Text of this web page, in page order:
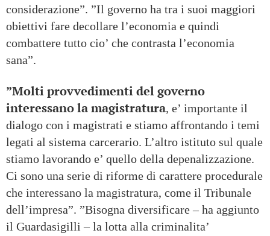
considerazione”. ”Il governo ha tra i suoi maggiori
obiettivi fare decollare l’economia e quindi
combattere tutto cio’ che contrasta l’economia
sana”.
”Molti provvedimenti del governo
interessano la magistratura, e’ importante il
dialogo con i magistrati e stiamo affrontando i temi
legati al sistema carcerario. L’altro istituto sul quale
stiamo lavorando e’ quello della depenalizzazione.
Ci sono una serie di riforme di carattere procedurale
che interessano la magistratura, come il Tribunale
dell’impresa”. ”Bisogna diversificare – ha aggiunto
il Guardasigilli – la lotta alla criminalita’